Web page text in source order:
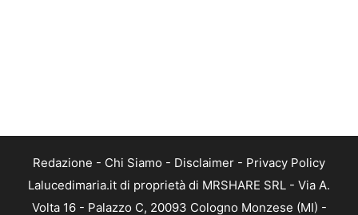
Redazione - Chi Siamo - Disclaimer - Privacy Policy
Lalucedimaria.it di proprietà di MRSHARE SRL - Via A.
Volta 16 - Palazzo C, 20093 Cologno Monzese (MI) -